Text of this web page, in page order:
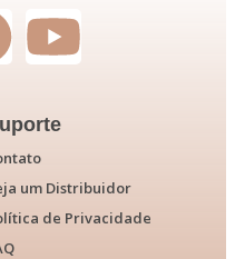
um Distribuidor
de Privacidade